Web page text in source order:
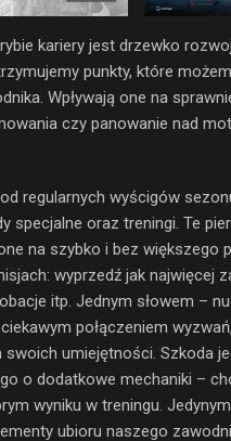
kariery jest drzewko
punkty, które
Wpływają one na
czy panowanie nad
regularnych wyścigów
specjalne oraz treningi. Te
na szybko i bez większego
wyprzedź jak najwięcej
itp. Jednym słowem –
połączeniem
swoich umiejętności. Szkoda
o dodatkowe mechaniki –
wyniku w treningu.
ubioru naszego